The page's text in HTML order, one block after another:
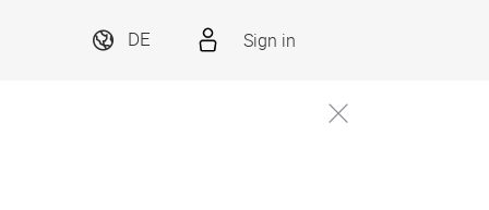
DE Sign in